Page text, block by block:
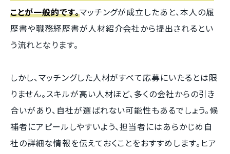
ことが一般的です。マッチングが成立したあと、本人の履
歴書や職務経歴書が人材紹介会社から提出されるとい
う流れとなります。
しかし、マッチングした人材がすべて応募にいたるとは限
りません。スキルが高い人材ほど、多くの会社からの引き
合いがあり、自社が選ばれない可能性もあるでしょう。候
補者にアピールしやすいよう、担当者にはあらかじめ自
社の詳細な情報を伝えておくことをおすすめします。ヒア